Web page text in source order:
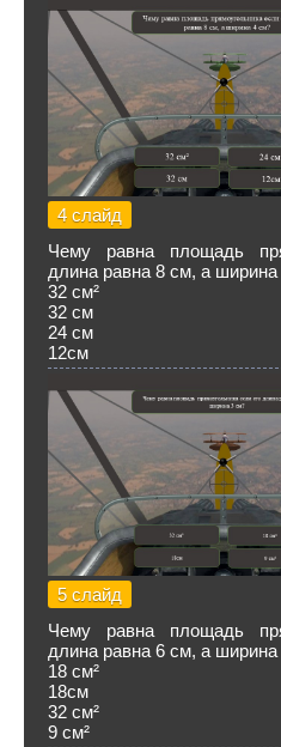
4 слайд
Чему равна площадь
длина равна 8 см, а
32 см²
32 см
24 см
12см
5 слайд
Чему равна площадь
длина равна 6 см, а
18 см²
18см
32 см²
9 см²